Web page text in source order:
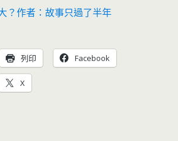
？作者：故事只過了半年
列印 Facebook
X